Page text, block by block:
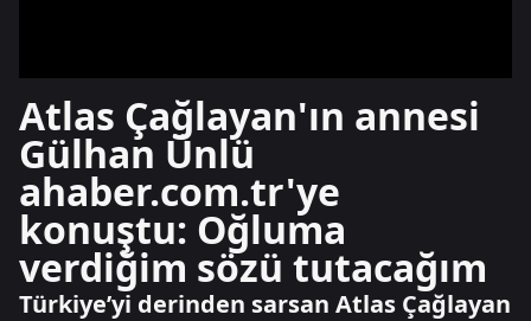
Atlas Çağlayan'ın annesi
Gülhan Ünlü
ahaber.com.tr'ye
konuştu: Oğluma
verdiğim sözü tutacağım
Türkiye’yi derinden sarsan Atlas Çağlayan